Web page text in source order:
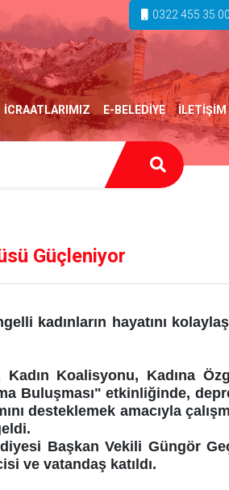
0322 455 35 00
İCRAATLARIMIZ E-BELEDİYE İLETİŞİM
Güçleniyor
kadınların hayatını
Koalisyonu, Kadına
Buluşması" etkinliğinde,
desteklemek amacıyla
Başkan Vekili Güngör
ve vatandaş katıldı.